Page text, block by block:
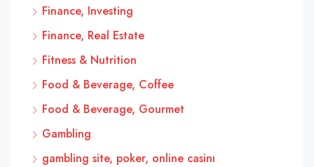
Finance, Investing
Finance, Real Estate
Fitness & Nutrition
Food & Beverage, Coffee
Food & Beverage, Gourmet
Gambling
gambling site, poker, online casinı